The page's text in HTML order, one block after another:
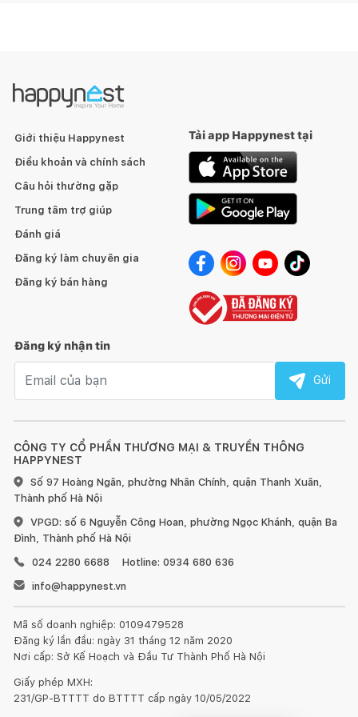
CÔNG TY CỔ PHẦN THƯƠNG MẠI & TRUYỀN THÔNG
HAPPYNEST
Số 97 Hoàng Ngân, phường Nhân Chính, quận Thanh Xuân,
Thành phố Hà Nội
VPGD: số 6 Nguyễn Công Hoan, phường Ngọc Khánh, quận Ba
Đình, Thành phố Hà Nội
024 2280 6688
Hotline: 0934 680 636
info@happynest.vn
Mã số doanh nghiệp: 0109479528
Đăng ký lần đầu: ngày 31 tháng 12 năm 2020
Nơi cấp: Sở Kế Hoạch và Đầu Tư Thành Phố Hà Nội
Giấy phép MXH:
231/GP-BTTTT do BTTTT cấp ngày 10/05/2022
Giới thiệu Happynest
Điều khoản và chính sách
Câu hỏi thường gặp
Trung tâm trợ giúp
Đánh giá
Đăng ký làm chuyên gia
Đăng ký bán hàng
Tải app Happynest tại
Đăng ký nhận tin
Gửi